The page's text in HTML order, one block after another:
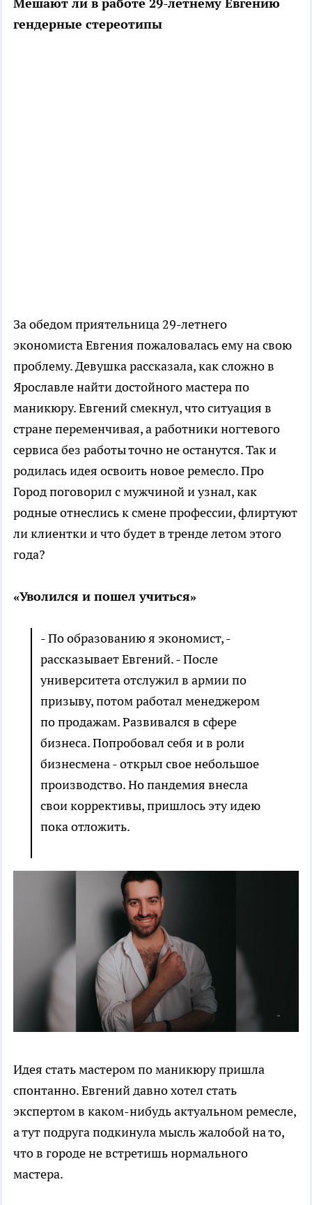
Мешают ли в работе 29-летнему Евгению
гендерные стереотипы
За обедом приятельница 29-летнего
экономиста Евгения пожаловалась ему на свою
проблему. Девушка рассказала, как сложно в
Ярославле найти достойного мастера по
маникюру. Евгений смекнул, что ситуация в
стране переменчивая, а работники ногтевого
сервиса без работы точно не останутся. Так и
родилась идея освоить новое ремесло. Про
Город поговорил с мужчиной и узнал, как
родные отнеслись к смене профессии, флиртуют
ли клиентки и что будет в тренде летом этого
года?
«Уволился и пошел учиться»
- По образованию я экономист, -
рассказывает Евгений. - После
университета отслужил в армии по
призыву, потом работал менеджером
по продажам. Развивался в сфере
бизнеса. Попробовал себя и в роли
бизнесмена - открыл свое небольшое
производство. Но пандемия внесла
свои коррективы, пришлось эту идею
пока отложить.
Идея стать мастером по маникюру пришла
спонтанно. Евгений давно хотел стать
экспертом в каком-нибудь актуальном ремесле,
а тут подруга подкинула мысль жалобой на то,
что в городе не встретишь нормального
мастера.